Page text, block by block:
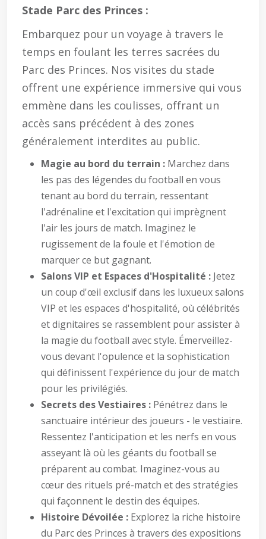
Stade Parc des Princes :
Embarquez pour un voyage à travers le
temps en foulant les terres sacrées du
Parc des Princes. Nos visites du stade
offrent une expérience immersive qui vous
emmène dans les coulisses, offrant un
accès sans précédent à des zones
généralement interdites au public.
Magie au bord du terrain : Marchez dans
les pas des légendes du football en vous
tenant au bord du terrain, ressentant
l'adrénaline et l'excitation qui imprègnent
l'air les jours de match. Imaginez le
rugissement de la foule et l'émotion de
marquer ce but gagnant.
Salons VIP et Espaces d'Hospitalité : Jetez
un coup d'œil exclusif dans les luxueux salons
VIP et les espaces d'hospitalité, où célébrités
et dignitaires se rassemblent pour assister à
la magie du football avec style. Émerveillez-
vous devant l'opulence et la sophistication
qui définissent l'expérience du jour de match
pour les privilégiés.
Secrets des Vestiaires : Pénétrez dans le
sanctuaire intérieur des joueurs - le vestiaire.
Ressentez l'anticipation et les nerfs en vous
asseyant là où les géants du football se
préparent au combat. Imaginez-vous au
cœur des rituels pré-match et des stratégies
qui façonnent le destin des équipes.
Histoire Dévoilée : Explorez la riche histoire
du Parc des Princes à travers des expositions